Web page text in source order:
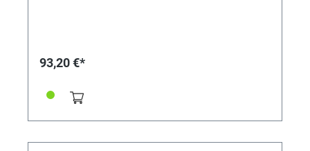
93,20 €*